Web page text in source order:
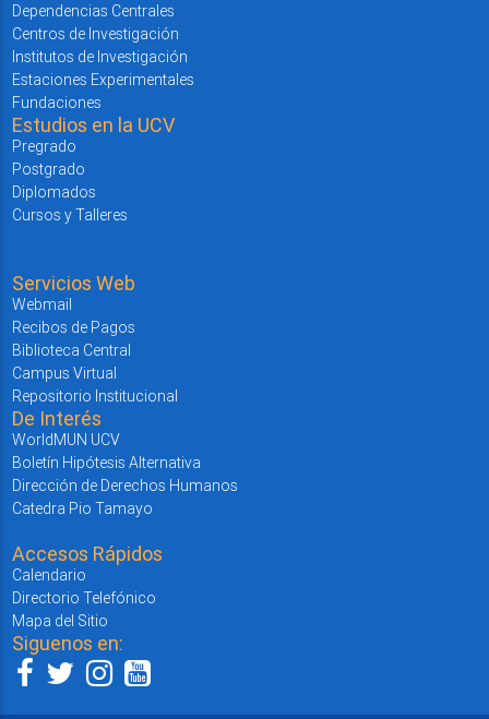
Dependencias Centrales
Centros de Investigación
Institutos de Investigación
Estaciones Experimentales
Fundaciones
Estudios en la UCV
Pregrado
Postgrado
Diplomados
Cursos y Talleres
Servicios Web
Webmail
Recibos de Pagos
Biblioteca Central
Campus Virtual
Repositorio Institucional
De Interés
WorldMUN UCV
Boletín Hipótesis Alternativa
Dirección de Derechos Humanos
Catedra Pio Tamayo
Accesos Rápidos
Calendario
Directorio Telefónico
Mapa del Sitio
Siguenos en: